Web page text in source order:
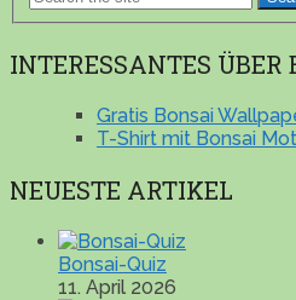
INTERESSANTES ÜBER
Gratis Bonsai
T-Shirt mit Bonsai
NEUESTE ARTIKEL
Bonsai-Quiz
11. April 2026